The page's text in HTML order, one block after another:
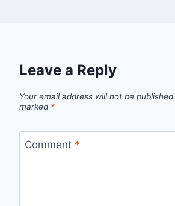
Leave a Reply
Your email address will not be published.
marked *
Comment *